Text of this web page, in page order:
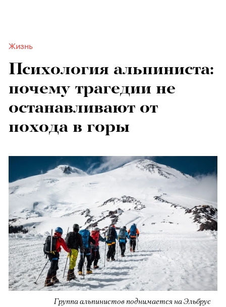
Жизнь
Психология альпиниста:
почему трагедии не
останавливают от
похода в горы
Группа альпинистов поднимается на Эльбрус